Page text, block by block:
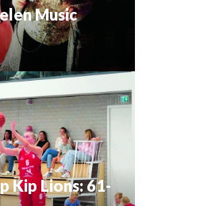
Music
Kip Lions: 61-